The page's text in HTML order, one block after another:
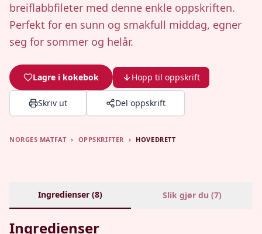
breiflabbfileter med denne enkle oppskriften.
Perfekt for en sunn og smakfull middag, egner
seg for sommer og helår.
Lagre i kokebok Hopp til oppskrift
Skriv ut Del oppskrift
NORGES MATFAT › OPPSKRIFTER › HOVEDRETT
Ingredienser (8) Slik gjør du (7)
Ingredienser